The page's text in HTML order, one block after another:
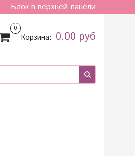
Блок в верхней панели
0
Корзина: 0.00 руб